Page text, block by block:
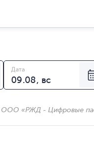
Дата
ООО «РЖД - Цифровые